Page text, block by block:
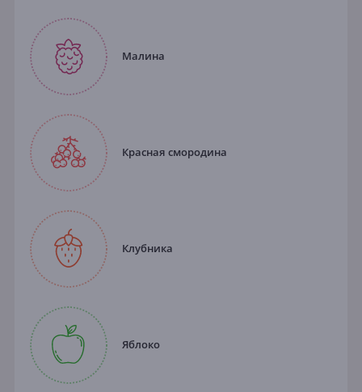
Малина
Красная смородина
Клубника
Яблоко